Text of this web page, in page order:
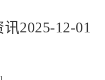
2025-12-01